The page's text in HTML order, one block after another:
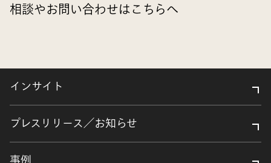
相談やお問い合わせはこちらへ
インサイト
プレスリリース／お知らせ